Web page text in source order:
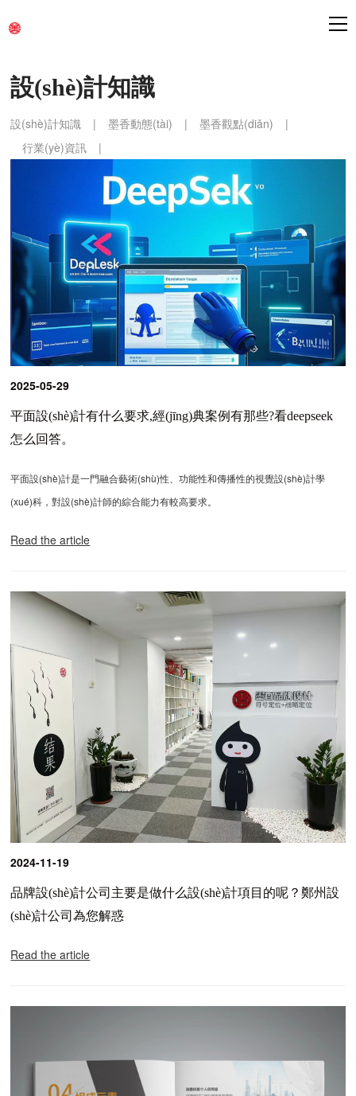
設(shè)計知識
設(shè)計知識 | 墨香動態(tài) | 墨香觀點(diǎn)
|
行業(yè)資訊
|
2025-05-29
平面設(shè)計有什么要求,經(jīng)典案例有那些?看deepseek
怎么回答。
平面設(shè)計是一門融合藝術(shù)性、功能性和傳播性的視覺設(shè)計學
(xué)科，對設(shè)計師的綜合能力有較高要求。
Read the article
2024-11-19
品牌設(shè)計公司主要是做什么設(shè)計項目的呢？鄭州設
(shè)計公司為您解惑
Read the article